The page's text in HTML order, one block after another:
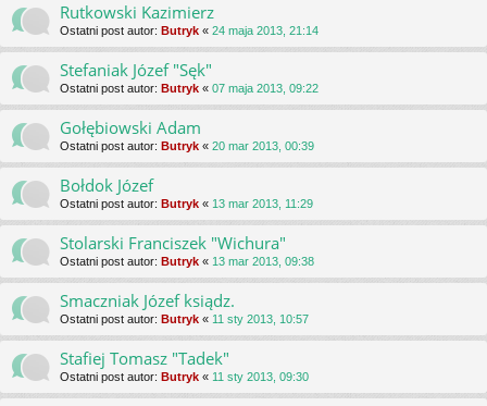
Rutkowski Kazimierz
Ostatni post autor: Butryk « 24 maja 2013, 21:14
Stefaniak Józef "Sęk"
Ostatni post autor: Butryk « 07 maja 2013, 09:22
Gołębiowski Adam
Ostatni post autor: Butryk « 20 mar 2013, 00:39
Bołdok Józef
Ostatni post autor: Butryk « 13 mar 2013, 11:29
Stolarski Franciszek "Wichura"
Ostatni post autor: Butryk « 13 mar 2013, 09:38
Smaczniak Józef ksiądz.
Ostatni post autor: Butryk « 11 sty 2013, 10:57
Stafiej Tomasz "Tadek"
Ostatni post autor: Butryk « 11 sty 2013, 09:30